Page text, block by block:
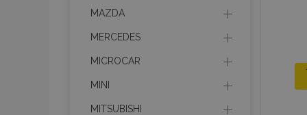
MAZDA
MERCEDES
MICROCAR
MINI
MITSUBISHI